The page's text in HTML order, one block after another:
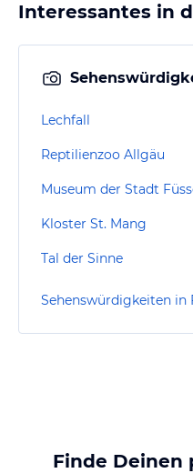
Interessantes in
Lechfall
Reptilienzoo Allgäu
Museum der Stadt
Kloster St. Mang
Tal der Sinne
Sehenswürdigkeiten in
Finde Deinen